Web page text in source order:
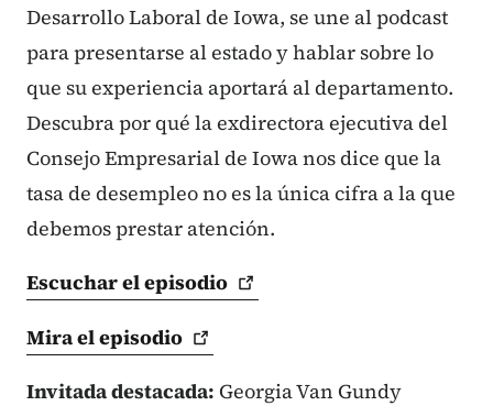
Desarrollo Laboral de Iowa, se une al podcast
para presentarse al estado y hablar sobre lo
que su experiencia aportará al departamento.
Descubra por qué la exdirectora ejecutiva del
Consejo Empresarial de Iowa nos dice que la
tasa de desempleo no es la única cifra a la que
debemos prestar atención.
Escuchar elepisodio
Mira elepisodio
Invitada destacada: Georgia Van Gundy